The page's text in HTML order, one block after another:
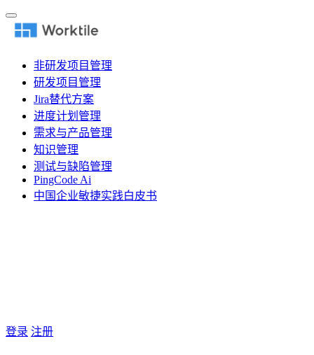
非研发项目管理
研发项目管理
Jira替代方案
进度计划管理
需求与产品管理
知识管理
测试与缺陷管理
PingCode Ai
中国企业敏捷实践白皮书
登录 注册